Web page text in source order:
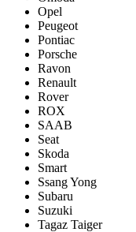
Opel
Peugeot
Pontiac
Porsсhe
Ravon
Renault
Rover
ROX
SAAB
Seat
Skoda
Smart
Ssang Yong
Subaru
Suzuki
Tagaz Taiger